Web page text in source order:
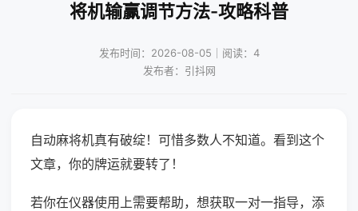
将机输赢调节方法-攻略科普
发布时间：2026-08-05｜阅读：4
发布者：引抖网
自动麻将机真有破绽！可惜多数人不知道。看到这个
文章，你的牌运就要转了！
若你在仪器使用上需要帮助，想获取一对一指导，添